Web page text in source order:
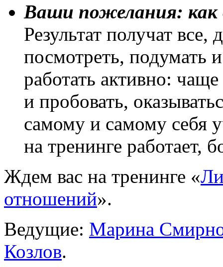
Ваши пожелания: как
Результат получат все,
посмотреть, подумать
работать активно:
и пробовать,
самому и самому себя
на тренинге работает,
Ждем вас на тренинге «
отношений».
Ведущие: Марина
Козлов.